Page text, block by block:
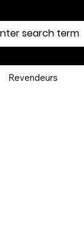
Revendeurs